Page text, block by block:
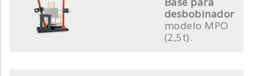
desbobinador
modelo MPO
(2,5t).